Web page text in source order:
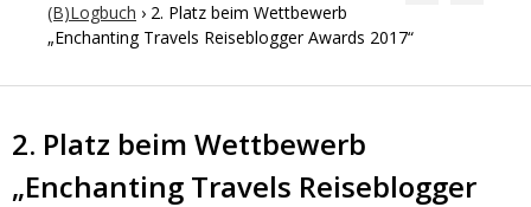
(B)Logbuch › 2. Platz beim Wettbewerb
„Enchanting Travels Reiseblogger Awards 2017“
2. Platz beim Wettbewerb
„Enchanting Travels Reiseblogger
navigation